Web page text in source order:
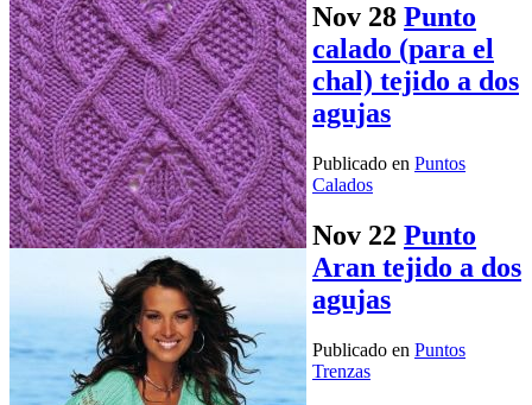
Nov 28 Punto
calado (para el
chal) tejido a dos
agujas
Publicado en Puntos
Calados
Nov 22 Punto
Aran tejido a dos
agujas
Publicado en Puntos
Trenzas